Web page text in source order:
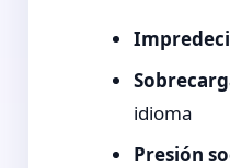
idioma
Presión